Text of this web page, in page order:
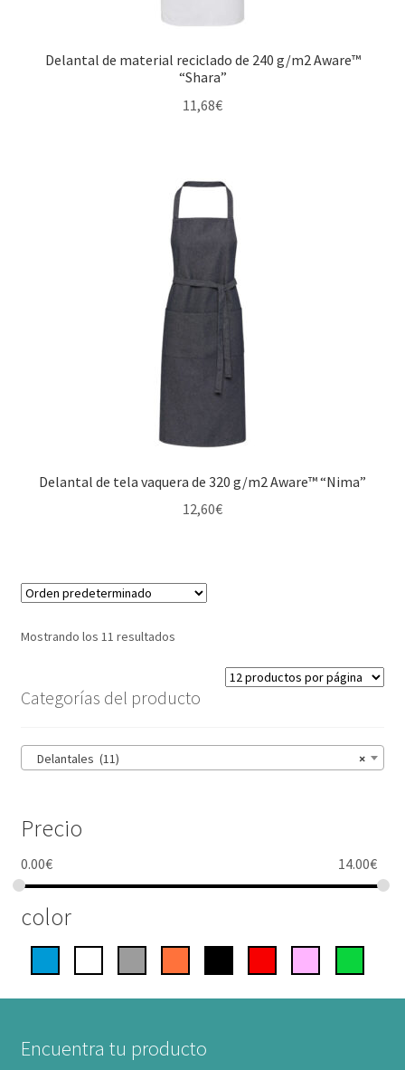
Delantal de material reciclado de 240 g/m2 Aware™
“Shara”
11,68€
Delantal de tela vaquera de 320 g/m2 Aware™ “Nima”
12,60€
Mostrando los 11 resultados
Categorías del producto
×
Delantales (11)
Precio
0.00€ 14.00€
color
Encuentra tu producto